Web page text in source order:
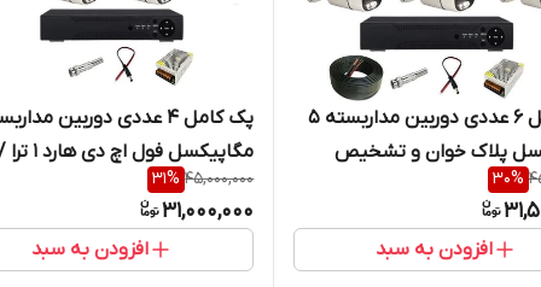
پک کامل 6 عددی دوربین مداربسته 5
پلاک خوان و تشخیص
کابل رایگان/ وارم لایت
رنگی/
30%
افزودن به سبد
کابل/پلاک خوان و تشخیص چهره
لایت دیدشب رنگی
45,000,000
31%
31,000,000
افزودن به سبد